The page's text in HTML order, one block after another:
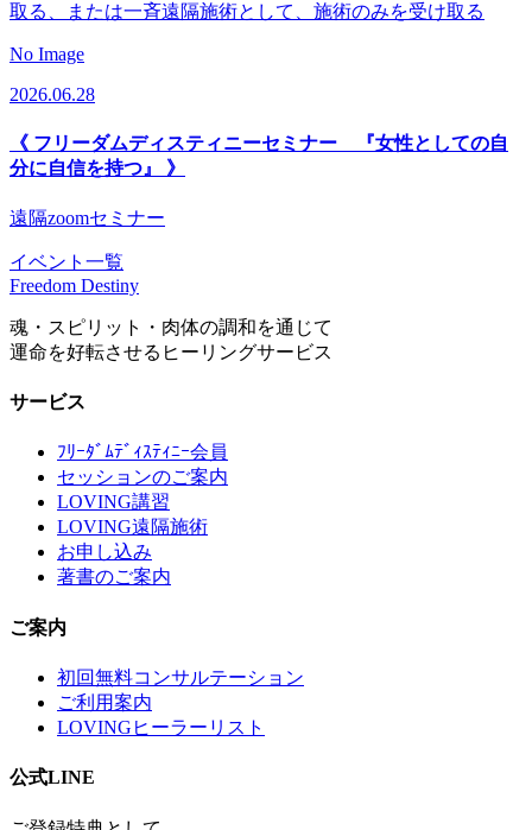
取る、または一斉遠隔施術として、施術のみを受け取る
No Image
2026.06.28
《 フリーダムディスティニーセミナー 『女性としての自
分に自信を持つ』 》
遠隔zoomセミナー
イベント一覧
Freedom Destiny
魂・スピリット・肉体の調和を通じて
運命を好転させるヒーリングサービス
サービス
ﾌﾘｰﾀﾞﾑﾃﾞｨｽﾃｨﾆｰ会員
セッションのご案内
LOVING講習
LOVING遠隔施術
お申し込み
著書のご案内
ご案内
初回無料コンサルテーション
ご利用案内
LOVINGヒーラーリスト
公式LINE